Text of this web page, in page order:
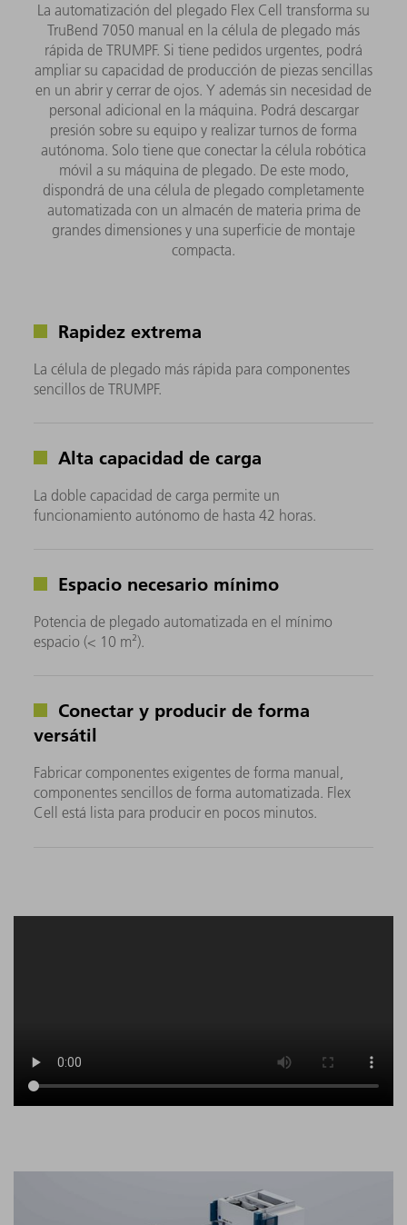
La automatización del plegado Flex Cell transforma su
TruBend 7050 manual en la célula de plegado más
rápida de TRUMPF. Si tiene pedidos urgentes, podrá
ampliar su capacidad de producción de piezas sencillas
en un abrir y cerrar de ojos. Y además sin necesidad de
personal adicional en la máquina. Podrá descargar
presión sobre su equipo y realizar turnos de forma
autónoma. Solo tiene que conectar la célula robótica
móvil a su máquina de plegado. De este modo,
dispondrá de una célula de plegado completamente
automatizada con un almacén de materia prima de
grandes dimensiones y una superficie de montaje
compacta.
Rapidez extrema
La célula de plegado más rápida para componentes
sencillos de TRUMPF.
Alta capacidad de carga
La doble capacidad de carga permite un
funcionamiento autónomo de hasta 42 horas.
Espacio necesario mínimo
Potencia de plegado automatizada en el mínimo
espacio (< 10 m²).
Conectar y producir de forma
versátil
Fabricar componentes exigentes de forma manual,
componentes sencillos de forma automatizada. Flex
Cell está lista para producir en pocos minutos.